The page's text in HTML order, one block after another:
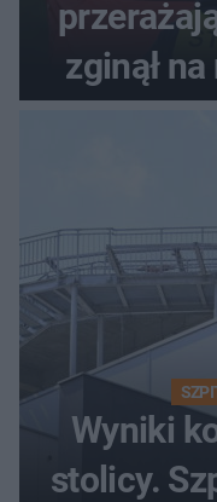
zginął
Wyniki
stolicy.